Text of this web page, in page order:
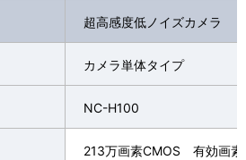
超高感度低ノイズカメラ
カメラ単体タイプ
NC-H100
213万画素CMOS 有効画